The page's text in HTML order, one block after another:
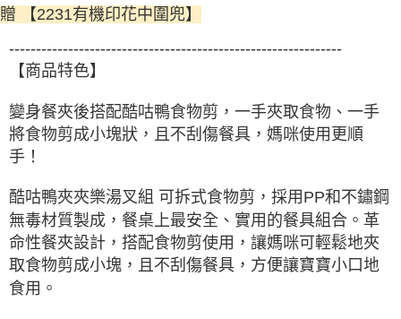
贈 【2231有機印花中圍兜】
--------------------------------------------------------------
【商品特色】
變身餐夾後搭配酷咕鴨食物剪，一手夾取食物、一手
將食物剪成小塊狀，且不刮傷餐具，媽咪使用更順
手！
酷咕鴨夾夾樂湯叉組 可拆式食物剪，採用PP和不鏽鋼
無毒材質製成，餐桌上最安全、實用的餐具組合。革
命性餐夾設計，搭配食物剪使用，讓媽咪可輕鬆地夾
取食物剪成小塊，且不刮傷餐具，方便讓寶寶小口地
食用。